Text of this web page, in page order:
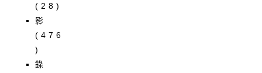
(28)
影
(476
)
錄